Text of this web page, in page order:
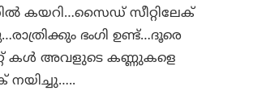
കയറി…സൈഡ് സീറ്റിലേക്
ഭംഗി ഉണ്ട്…ദൂരെ
കൾ അവളുടെ കണ്ണുകളെ
നയിച്ചു…..